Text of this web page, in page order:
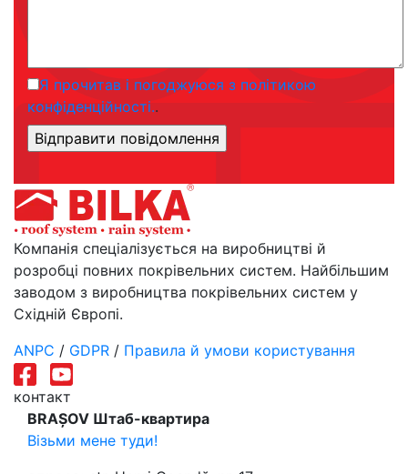
Я прочитав і погоджуюся з політикою
конфіденційності..
Компанія спеціалізується на виробництві й
розробці повних покрівельних систем. Найбільшим
заводом з виробництва покрівельних систем у
Східній Європі.
ANPC / GDPR / Правила й умови користування
контакт
BRAȘOV Штаб-квартира
Візьми мене туди!